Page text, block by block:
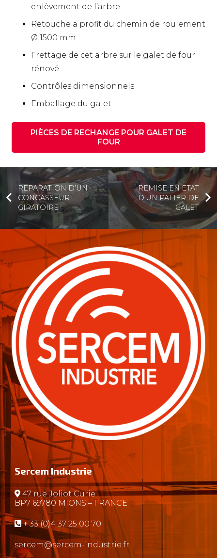
enlèvement de l’arbre
Retouche a profit du chemin de roulement
Ø 1500 mm
Frettage de cet arbre sur le galet de four
rénové
Contrôles dimensionnels
Emballage du galet
PIÈCES DE RECHANGE POUR GALET DE
FOUR
REPARATION D’UN
CONCASSEUR
GIRATOIRE
REMISE EN ETAT
D’UN PALIER DE
GALET
Sercem Industrie
47 rue Joliot Curie
BP7 69780 MIONS – FRANCE
+ 33 (0)4 37 25 00 70
sercem@sercem-industrie.fr